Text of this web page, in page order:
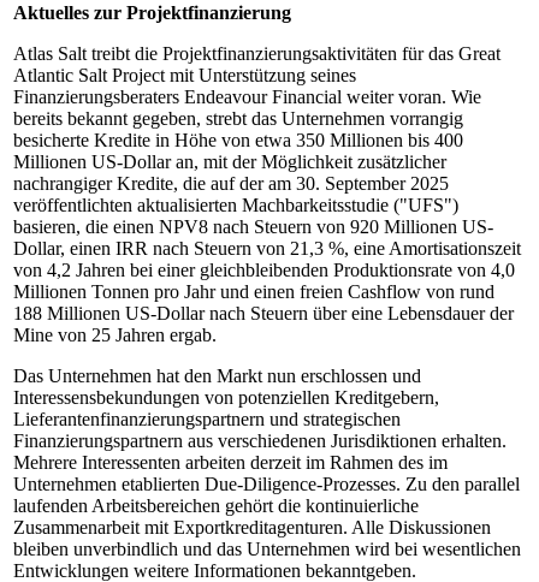
Aktuelles zur Projektfinanzierung
Atlas Salt treibt die Projektfinanzierungsaktivitäten für das Great
Atlantic Salt Project mit Unterstützung seines
Finanzierungsberaters Endeavour Financial weiter voran. Wie
bereits bekannt gegeben, strebt das Unternehmen vorrangig
besicherte Kredite in Höhe von etwa 350 Millionen bis 400
Millionen US-Dollar an, mit der Möglichkeit zusätzlicher
nachrangiger Kredite, die auf der am 30. September 2025
veröffentlichten aktualisierten Machbarkeitsstudie ("UFS")
basieren, die einen NPV8 nach Steuern von 920 Millionen US-
Dollar, einen IRR nach Steuern von 21,3 %, eine Amortisationszeit
von 4,2 Jahren bei einer gleichbleibenden Produktionsrate von 4,0
Millionen Tonnen pro Jahr und einen freien Cashflow von rund
188 Millionen US-Dollar nach Steuern über eine Lebensdauer der
Mine von 25 Jahren ergab.
Das Unternehmen hat den Markt nun erschlossen und
Interessensbekundungen von potenziellen Kreditgebern,
Lieferantenfinanzierungspartnern und strategischen
Finanzierungspartnern aus verschiedenen Jurisdiktionen erhalten.
Mehrere Interessenten arbeiten derzeit im Rahmen des im
Unternehmen etablierten Due-Diligence-Prozesses. Zu den parallel
laufenden Arbeitsbereichen gehört die kontinuierliche
Zusammenarbeit mit Exportkreditagenturen. Alle Diskussionen
bleiben unverbindlich und das Unternehmen wird bei wesentlichen
Entwicklungen weitere Informationen bekanntgeben.